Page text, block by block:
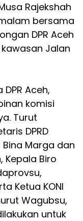
Rajekshah
bersama
DPR Aceh
Jalan
Aceh,
komisi
Turut
DPRD
Bina Marga dan
Kepala Biro
Ketua KONI
Wagubsu,
untuk